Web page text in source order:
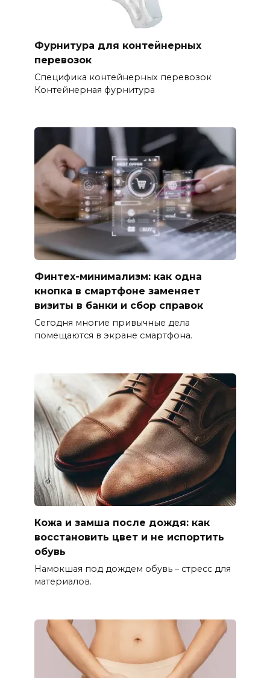
Фурнитура для контейнерных
перевозок
Специфика контейнерных перевозок
Контейнерная фурнитура
Финтех-минимализм: как одна
кнопка в смартфоне заменяет
визиты в банки и сбор справок
Сегодня многие привычные дела
помещаются в экране смартфона.
Кожа и замша после дождя: как
восстановить цвет и не испортить
обувь
Намокшая под дождем обувь – стресс для
материалов.